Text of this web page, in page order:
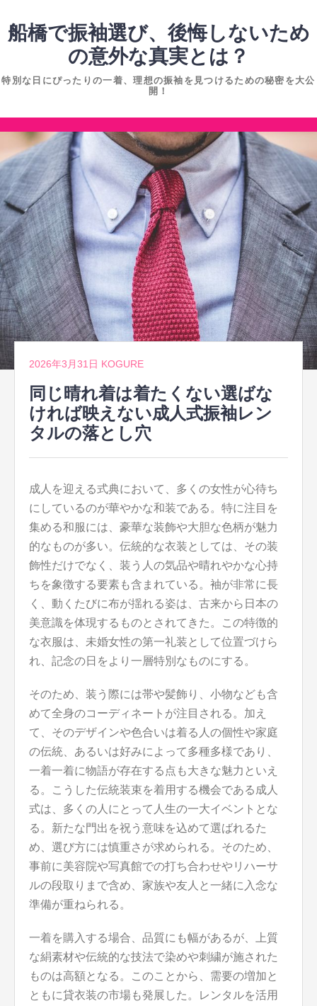
ン
ツ
ッ
プ
船橋で振袖選び、後悔しないため
の意外な真実とは？
特別な日にぴったりの一着、理想の振袖を見つけるための秘密を大公
開！
コ
ン
ン
ツ
へ
ス
キ
ッ
プ
2026年3月31日 KOGURE
同じ晴れ着は着たくない選ばな
ければ映えない成人式振袖レン
タルの落とし穴
成人を迎える式典において、多くの女性が心待ち
にしているのが華やかな和装である。 特に注目を
集める和服には、豪華な装飾や大胆な色柄が魅力
的なものが多い。伝統的な衣装としては、その装
飾性だけでなく、装う人の気品や晴れやかな心持
ちを象徴する要素も含まれている。袖が非常に長
く、動くたびに布が揺れる姿は、古来から日本の
美意識を体現するものとされてきた。この特徴的
な衣服は、未婚女性の第一礼装として位置づけら
れ、記念の日をより一層特別なものにする。
そのため、装う際には帯や髪飾り、小物なども含
めて全身のコーディネートが注目される。加え
て、そのデザインや色合いは着る人の個性や家庭
の伝統、あるいは好みによって多種多様であり、
一着一着に物語が存在する点も大きな魅力といえ
る。こうした伝統装束を着用する機会である成人
式は、多くの人にとって人生の一大イベントとな
る。新たな門出を祝う意味を込めて選ばれるた
め、選び方には慎重さが求められる。そのため、
事前に美容院や写真館での打ち合わせやリハーサ
ルの段取りまで含め、家族や友人と一緒に入念な
準備が重ねられる。
一着を購入する場合、品質にも幅があるが、上質
な絹素材や伝統的な技法で染めや刺繍が施された
ものは高額となる。このことから、需要の増加と
ともに貸衣装の市場も発展した。レンタルを活用